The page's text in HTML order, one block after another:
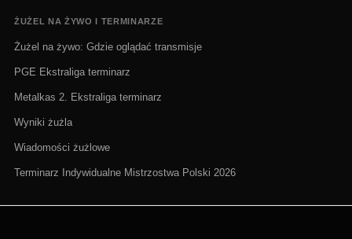
ŻUŻEL NA ŻYWO I TERMINARZE
Żużel na żywo: Gdzie oglądać transmisje
PGE Ekstraliga terminarz
Metalkas 2. Ekstraliga terminarz
Wyniki żużla
Wiadomości żużlowe
Terminarz Indywidualne Mistrzostwa Polski 2026